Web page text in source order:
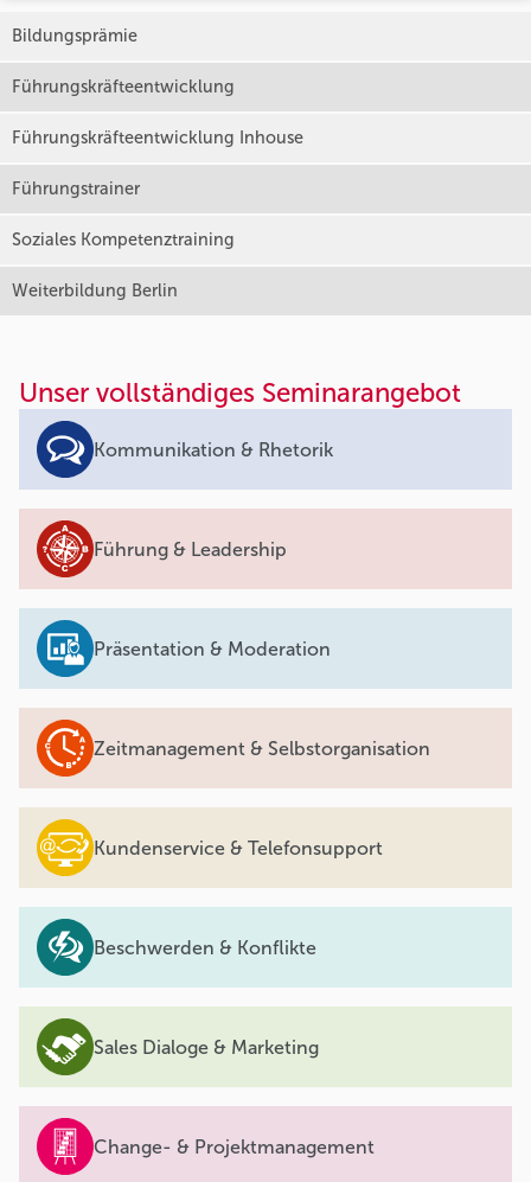
Bildungsprämie
Führungskräfteentwicklung
Führungskräfteentwicklung Inhouse
Führungstrainer
Soziales Kompetenztraining
Weiterbildung Berlin
Unser vollständiges Seminarangebot
Kommunikation & Rhetorik
Führung & Leadership
Präsentation & Moderation
Zeitmanagement & Selbstorganisation
Kundenservice & Telefonsupport
Beschwerden & Konflikte
Sales Dialoge & Marketing
Change- & Projektmanagement